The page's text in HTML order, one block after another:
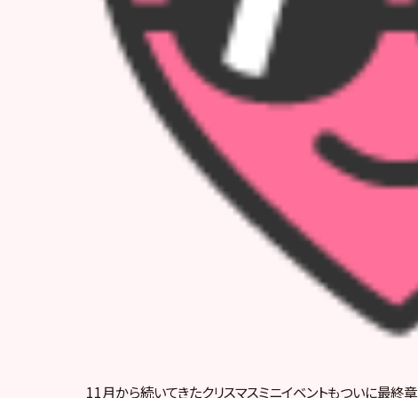
11月から続いてきたクリスマスミニイベントもついに最終章